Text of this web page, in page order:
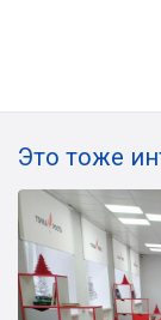
Это тоже